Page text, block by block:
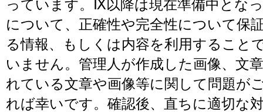
っています。Ⅸ以降は現在準備中とな
について、正確性や完全性について保
る情報、もしくは内容を利用すること
いません。管理人が作成した画像、文
れている文章や画像等に関して問題が
れば幸いです。確認後、直ちに適切な